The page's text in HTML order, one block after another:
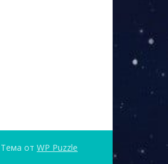
Тема от WP Puzzle